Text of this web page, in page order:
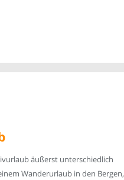
äußerst unterschiedlich
Wanderurlaub in den Bergen,